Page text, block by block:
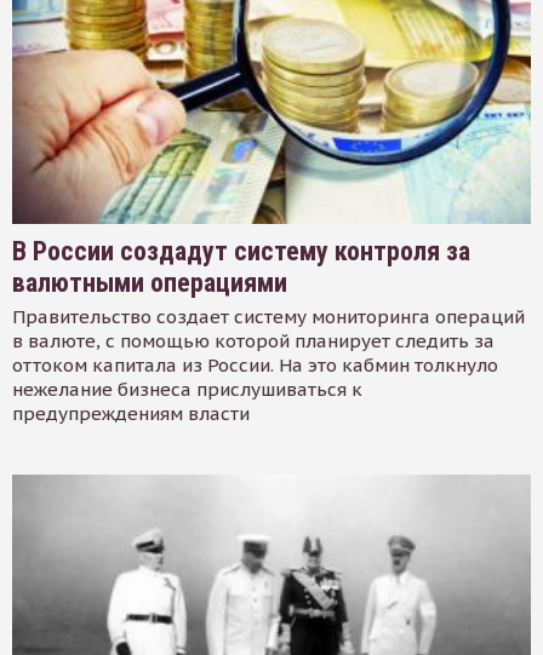
В России создадут систему контроля за
валютными операциями
Правительство создает систему мониторинга операций
в валюте, с помощью которой планирует следить за
оттоком капитала из России. На это кабмин толкнуло
нежелание бизнеса прислушиваться к
предупреждениям власти